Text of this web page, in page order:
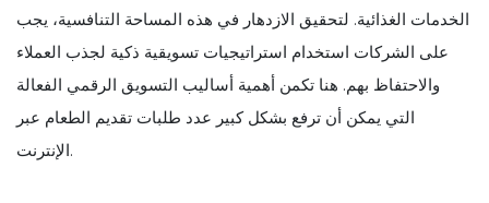
الخدمات الغذائية. لتحقيق الازدهار في هذه المساحة التنافسية، يجب
على الشركات استخدام استراتيجيات تسويقية ذكية لجذب العملاء
والاحتفاظ بهم. هنا تكمن أهمية أساليب التسويق الرقمي الفعالة
التي يمكن أن ترفع بشكل كبير عدد طلبات تقديم الطعام عبر
الإنترنت.